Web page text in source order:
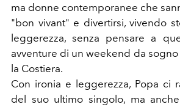
ma donne contemporanee che
"bon vivant" e divertirsi, vivendo
leggerezza, senza pensare a
avventure di un weekend da
la Costiera.
Con ironia e leggerezza, Popa ci
del suo ultimo singolo, ma